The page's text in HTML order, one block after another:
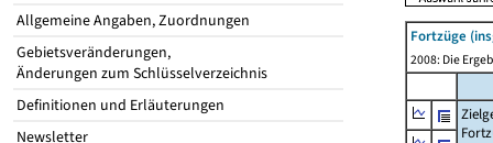
Allgemeine Angaben, Zuordnungen
Gebietsveränderungen,
Änderungen zum Schlüsselverzeichnis
Definitionen und Erläuterungen
Newsletter
Fortzüge
2008: Die